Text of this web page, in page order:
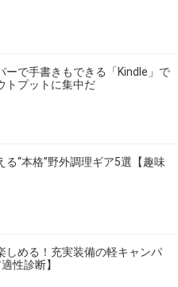
ーで手書きもできる「Kindle」で
トプットに集中だ
る“本格”野外調理ギア5選【趣味
しめる！充実装備の軽キャンパ
性診断】